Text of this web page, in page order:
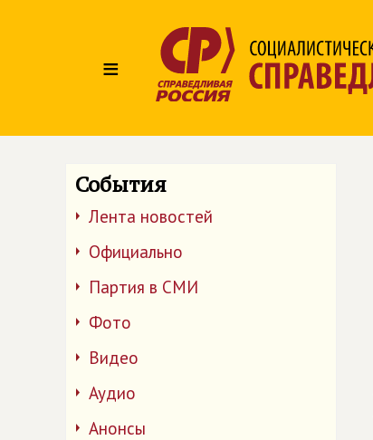
≡
События
Лента новостей
Официально
Партия в СМИ
Фото
Видео
Аудио
Анонсы